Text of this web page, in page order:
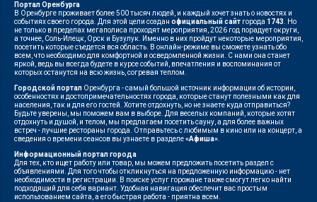
Портал Оренбурга
В Оренбурге проживает более 500 тысяч людей, и каждый хочет знать о новостях и
событиях своего города. Для этой цели создан официальный сайт города 1743. Но
не только в пределах мегаполиса проходят мероприятия, 2026 год порадует округи,
а точнее, Соль-Илецк, Орск и Бузулук. Именно в них пройдут некоторые мероприятия,
посетить которые съедется вся область. В онлайн-режиме вы сможете узнать обо
всем, что необходимо для комфортной и осведомленной жизни. С нами она станет
яркой, ведь вы всегда будете в курсе событий, впечатления и воспоминания от
которых останутся на всю жизнь, согревая теплом.
Городской портал Оренбурга - самый большой источник информации об истории,
особенностях и достопримечательностях города, которые станут полезными как для
населения, так и для его гостей. Хотите отдохнуть, но не знаете куда отправиться?
Будьте уверены, мы поможем вам в выборе. Для веселых компаний, которые хотят
отдохнуть и душой, и телом, мы предлагаем посетить сауну, а для более важных
встреч - лучшие рестораны города. Отправьтесь с любимым в кино или на концерт, а
сведения о времени сеансов вы узнаете в разделе«Афиша».
Информационный портал города
Для тех, кто ищет работу или товар, мы можем предложить посетить раздел с
объявлениями. Для того чтобы откликнуться на предложенную информацию - нет
необходимости в регистрации. В поиске услуг горожане также смогут легко найти
подходящий для себя вариант. Удобная навигация обеспечит вас простым
использованием сайта, а его быстрая работа - приятна всем.